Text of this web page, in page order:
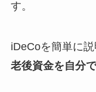
す。
iDeCoを簡単に説
老後資金を自分